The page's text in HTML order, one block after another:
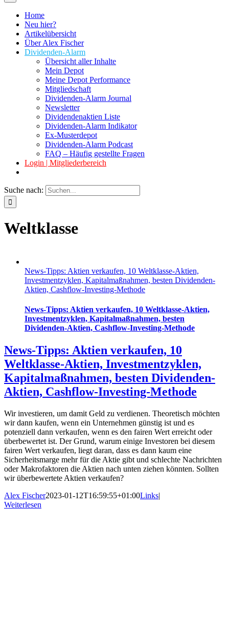
Home
Neu hier?
Artikelübersicht
Über Alex Fischer
Dividenden-Alarm
Übersicht aller Inhalte
Mein Depot
Meine Depot Performance
Mitgliedschaft
Dividenden-Alarm Journal
Newsletter
Dividendenaktien Liste
Dividenden-Alarm Indikator
Ex-Musterdepot
Dividenden-Alarm Podcast
FAQ – Häufig gestellte Fragen
Login | Mitgliederbereich
Suche nach:
Weltklasse
News-Tipps: Aktien verkaufen, 10 Weltklasse-Aktien,
Investmentzyklen, Kapitalmaßnahmen, besten Dividenden-
Aktien, Cashflow-Investing-Methode
News-Tipps: Aktien verkaufen, 10 Weltklasse-Aktien,
Investmentzyklen, Kapitalmaßnahmen, besten
Dividenden-Aktien, Cashflow-Investing-Methode
News-Tipps: Aktien verkaufen, 10
Weltklasse-Aktien, Investmentzyklen,
Kapitalmaßnahmen, besten Dividenden-
Aktien, Cashflow-Investing-Methode
Wir investieren, um damit Geld zu verdienen. Theoretisch möchten
wir dann kaufen, wenn ein Unternehmen günstig ist und es
potenziell dann verkaufen, wenn es den fairen Wert erreicht oder
überbewertet ist. Der Grund, warum einige Investoren bei diesem
fairen Wert verkaufen, liegt daran, dass es dann kaum eine
Sicherheitsmarge mehr für die Aktie gibt und schlechte Nachrichten
oder Makrofaktoren die Aktien nach unten ziehen könnten. Sollten
wir überbewertete Aktien verkaufen?
Alex Fischer2023-01-12T16:59:55+01:00Links|
Weiterlesen